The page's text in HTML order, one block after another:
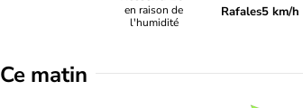
en raison de
l'humidité
Rafales5 km/h
Ce matin